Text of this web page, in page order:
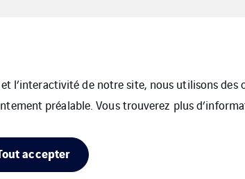
Sud
l’interactivité de notre site, nous utilisons des
préalable. Vous trouverez plus
accepter